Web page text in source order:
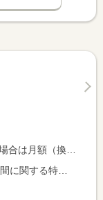
は時間額を表示しています。